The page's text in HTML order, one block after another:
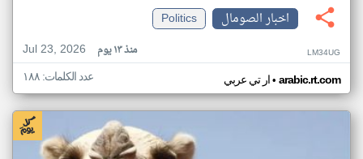
اخبار الصومال
Politics
Jul 23, 2026
منذ ١٣ يوم LM34UG
ار تي عربي• arabic.rt.com عدد الكلمات: ١٨٨